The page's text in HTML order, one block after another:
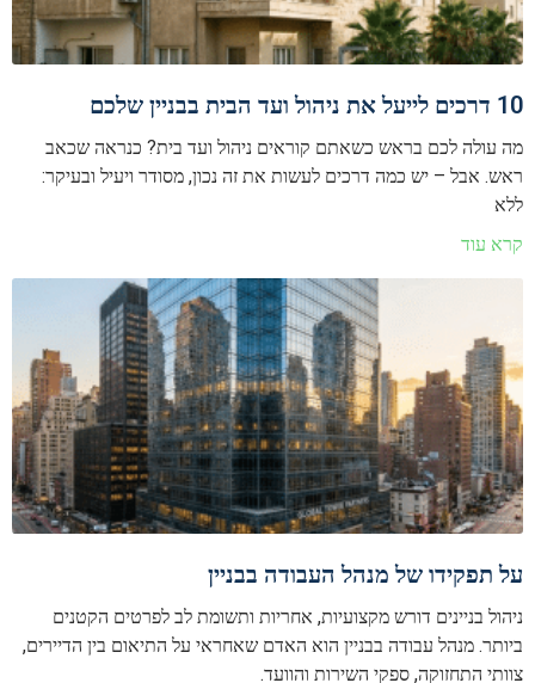
10 דרכים לייעל את ניהול ועד הבית בבניין שלכם
מה עולה לכם בראש כשאתם קוראים ניהול ועד בית? כנראה שכאב
ראש. אבל – יש כמה דרכים לעשות את זה נכון, מסודר ויעיל ובעיקר:
ללא
קרא עוד
על תפקידו של מנהל העבודה בבניין
ניהול בניינים דורש מקצועיות, אחריות ותשומת לב לפרטים הקטנים
ביותר. מנהל עבודה בבניין הוא האדם שאחראי על התיאום בין הדיירים,
צוותי התחזוקה, ספקי השירות והוועד.